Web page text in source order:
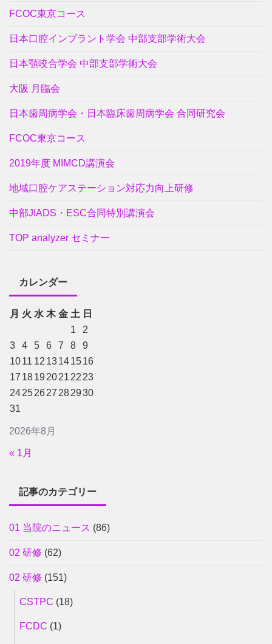
FCOC東京コース
日本口腔インプラント学会 中部支部学術大会
日本顎咬合学会 中部支部学術大会
大阪 月臨会
日本歯周病学会・日本臨床歯周病学会 合同研究会
FCOC東京コース
2019年度 MIMCD講演会
地域口腔ケアステーション対応力向上研修
中部JIADS・ESC合同特別講演会
TOP analyzer セミナー
カレンダー
2026年8月
月 火 水 木 金 土 日
1
2
3
4 5 6 7 8
9
1011 12 13141516
17 18192021 22 23
24252627 282930
31
« 1月
記事のカテゴリー
01 当院のニュース (86)
02 研修 (62)
02 研修 (151)
CSTPC (18)
FCDC (1)